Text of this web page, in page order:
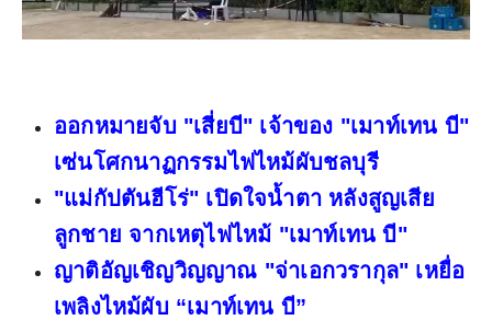
ออกหมายจับ "เสี่ยบี" เจ้าของ "เมาท์เทน บี"
เซ่นโศกนาฏกรรมไฟไหม้ผับชลบุรี
"แม่กัปตันฮีโร่" เปิดใจน้ำตา หลังสูญเสีย
ลูกชาย จากเหตุไฟไหม้ "เมาท์เทน บี"
ญาติอัญเชิญวิญญาณ "จ่าเอกวรากุล" เหยื่อ
เพลิงไหม้ผับ “เมาท์เทน บี”